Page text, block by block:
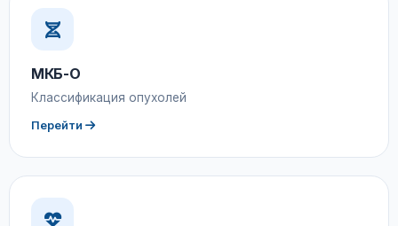
МКБ-О
Классификация опухолей
Перейти